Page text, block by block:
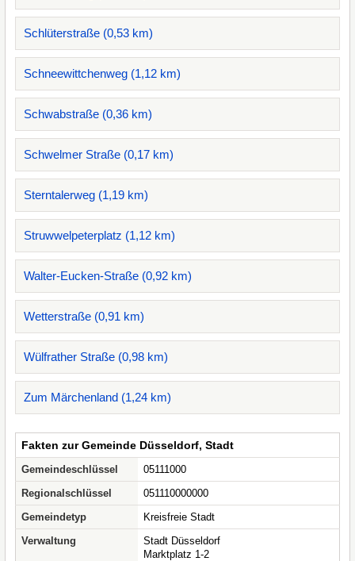
Schlüterstraße (0,53 km)
Schneewittchenweg (1,12 km)
Schwabstraße (0,36 km)
Schwelmer Straße (0,17 km)
Sterntalerweg (1,19 km)
Struwwelpeterplatz (1,12 km)
Walter-Eucken-Straße (0,92 km)
Wetterstraße (0,91 km)
Wülfrather Straße (0,98 km)
Zum Märchenland (1,24 km)
Fakten zur Gemeinde Düsseldorf, Stadt
Gemeindeschlüssel
05111000
Regionalschlüssel
051110000000
Gemeindetyp
Kreisfreie Stadt
Verwaltung
Stadt Düsseldorf
Marktplatz 1-2